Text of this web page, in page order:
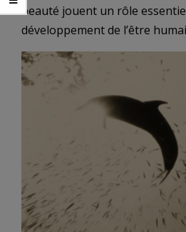
beauté jouent un rôle
développement de l’être